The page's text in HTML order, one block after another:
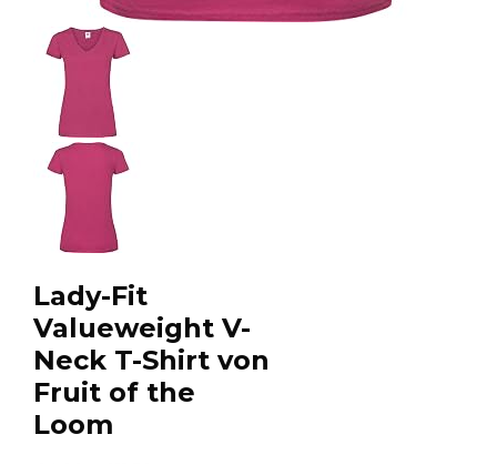
Lady-Fit
Valueweight V-
Neck T-Shirt von
Fruit of the
Loom